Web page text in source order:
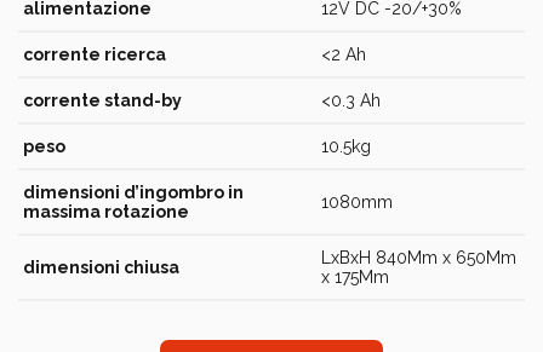
alimentazione 12V DC -20/+30%
corrente ricerca <2 Ah
corrente stand-by <0.3 Ah
peso 10.5kg
dimensioni d’ingombro in
massima rotazione
1080mm
dimensioni chiusa
LxBxH 840Mm x 650Mm
x 175Mm